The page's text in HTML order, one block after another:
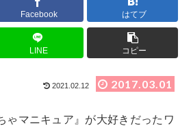
Facebook はてブ
LINE コピー
2021.02.12 2017.03.01
ゃマニキュア』が大好きだったワ